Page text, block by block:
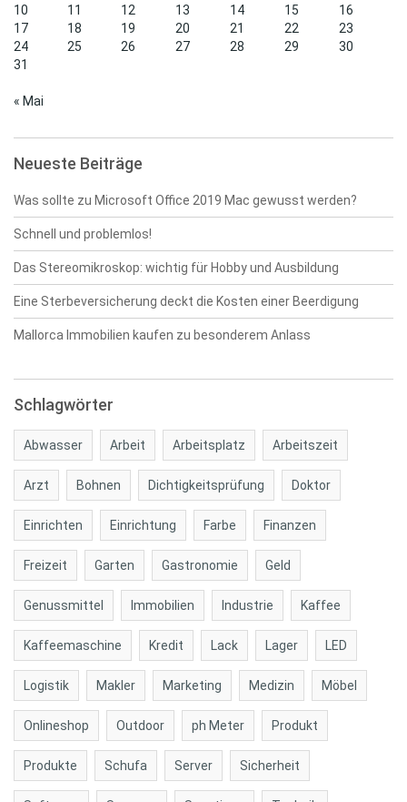
10
11 12 13 14 15
16
17
18 19 20 21 22
23
24
25 26 27 28 29
30
31
« Mai
Neueste Beiträge
Was sollte zu Microsoft Office 2019 Mac gewusst werden?
Schnell und problemlos!
Das Stereomikroskop: wichtig für Hobby und Ausbildung
Eine Sterbeversicherung deckt die Kosten einer Beerdigung
Mallorca Immobilien kaufen zu besonderem Anlass
Schlagwörter
Abwasser Arbeit Arbeitsplatz Arbeitszeit
Arzt Bohnen Dichtigkeitsprüfung Doktor
Einrichten Einrichtung Farbe Finanzen
Freizeit Garten Gastronomie Geld
Genussmittel Immobilien Industrie Kaffee
Kaffeemaschine Kredit Lack Lager LED
Logistik Makler Marketing Medizin Möbel
Onlineshop Outdoor ph Meter Produkt
Produkte Schufa Server Sicherheit